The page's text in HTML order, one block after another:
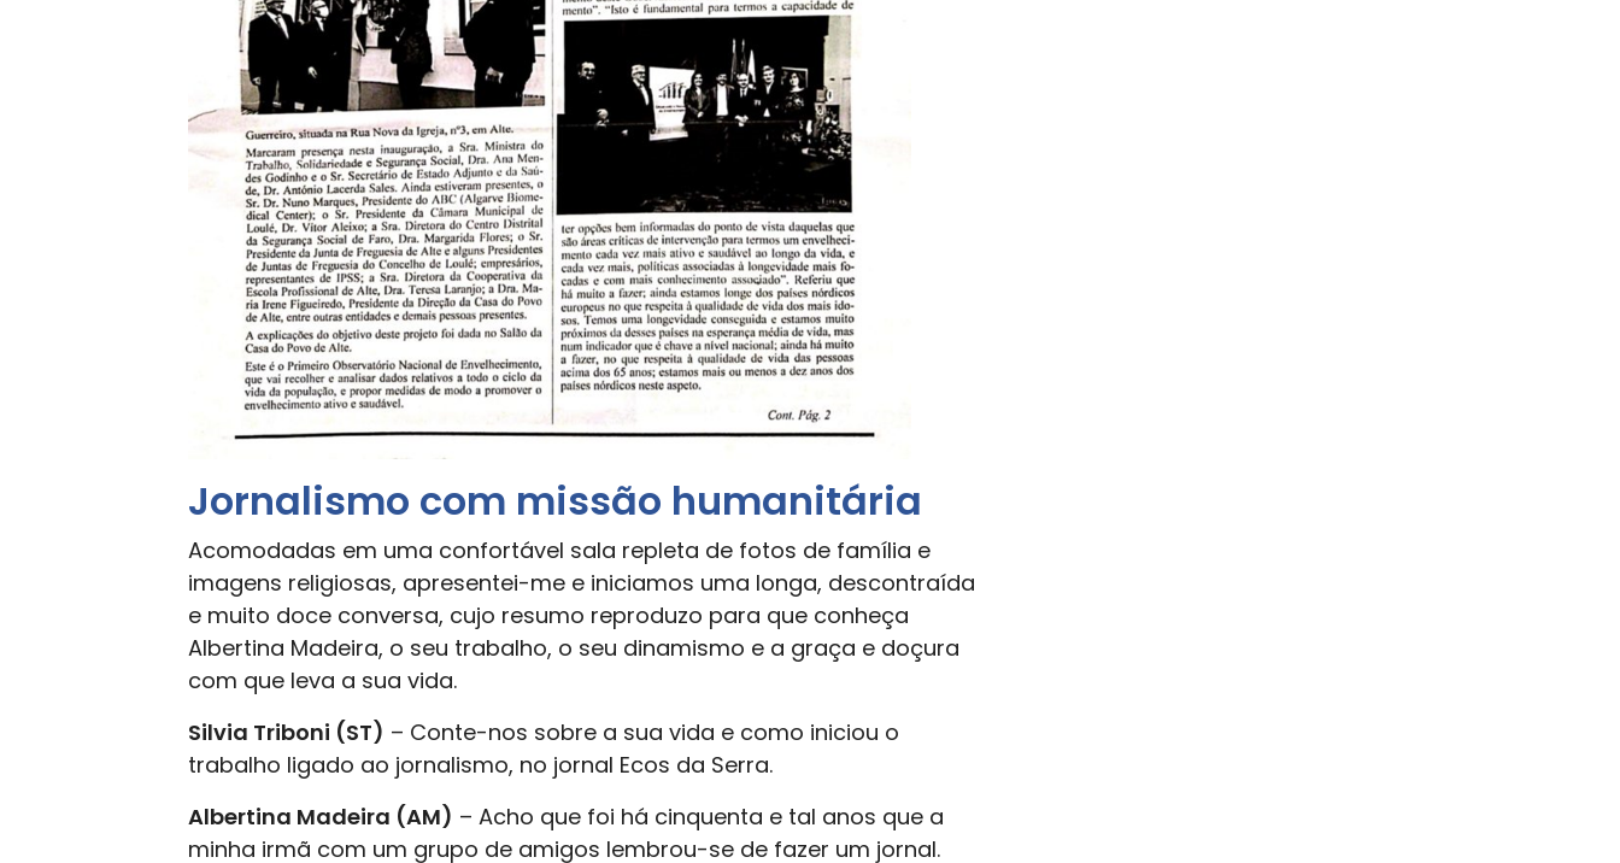
Jornalismo com missão humanitária
Acomodadas em uma confortável sala repleta de fotos de família e
imagens religiosas, apresentei-me e iniciamos uma longa, descontraída
e muito doce conversa, cujo resumo reproduzo para que conheça
Albertina Madeira, o seu trabalho, o seu dinamismo e a graça e doçura
com que leva a sua vida.
Silvia Triboni (ST) – Conte-nos sobre a sua vida e como iniciou o
trabalho ligado ao jornalismo, no jornal Ecos da Serra.
Albertina Madeira (AM) – Acho que foi há cinquenta e tal anos que a
minha irmã com um grupo de amigos lembrou-se de fazer um jornal.